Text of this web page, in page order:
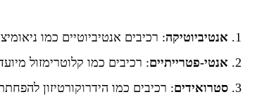
אנטיביוטיקה: רכיבים אנטיביוטיים כמו
אנטי-פטרייתיים: רכיבים כמו קלוטרימזול
סטרואידים: רכיבים כמו הידרוקורטיזון